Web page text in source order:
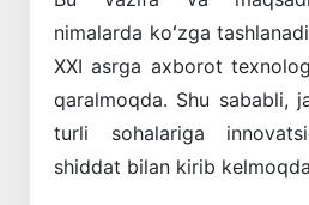
nimalarda koʻzga
XXI asrga axborot
qaralmoqda. Shu sababli,
turli sohalariga
shiddat bilan kirib